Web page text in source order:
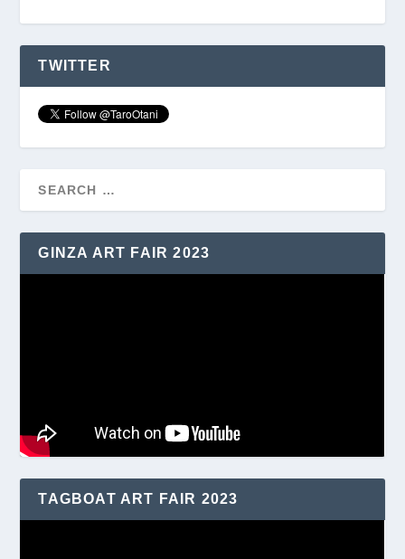
TWITTER
GINZA ART FAIR 2023
TAGBOAT ART FAIR 2023